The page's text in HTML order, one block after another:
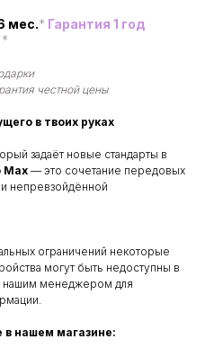
мес.* Гарантия 1 год
*
честной цены
в твоих руках
задаёт новые стандарты в
Max — это сочетание передовых
и непревзойдённой
ограничений некоторые
могут быть недоступны в
нашим менеджером для
в нашем магазине: